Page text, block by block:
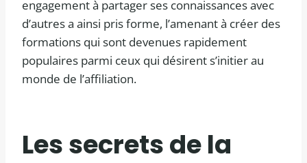
engagement à partager ses connaissances avec
d’autres a ainsi pris forme, l’amenant à créer des
formations qui sont devenues rapidement
populaires parmi ceux qui désirent s’initier au
monde de l’affiliation.
Les secrets de la